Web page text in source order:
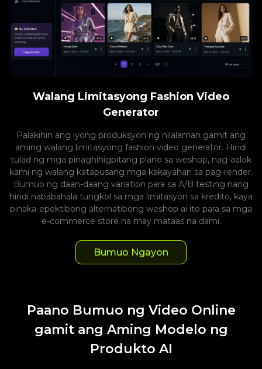
Walang Limitasyong Fashion Video
Generator
Palakihin ang iyong produksyon ng nilalaman gamit ang
aming walang limitasyong fashion video generator. Hindi
tulad ng mga pinaghihigpitang plano sa weshop, nag-aalok
kami ng walang katapusang mga kakayahan sa pag-render.
Bumuo ng daan-daang variation para sa A/B testing nang
hindi nababahala tungkol sa mga limitasyon sa kredito, kaya
pinaka-epektibong alternatibong weshop ai ito para sa mga
e-commerce store na may mataas na dami.
Bumuo Ngayon
Paano Bumuo ng Video Online
gamit ang Aming Modelo ng
Produkto AI